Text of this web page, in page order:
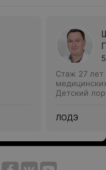
Стаж 27 лет
Детский
ЛОДЭ